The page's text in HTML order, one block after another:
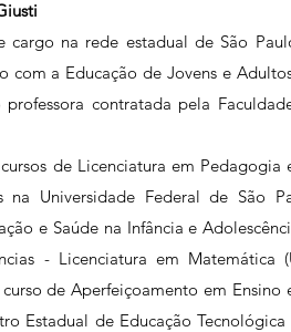
cargo na rede estadual de São
com a Educação de Jovens e
contratada pela
de Licenciatura em
na Universidade Federal de São
e Saúde na Infância e
- Licenciatura em Matemática
de Aperfeiçoamento em
Estadual de Educação Tecnológica